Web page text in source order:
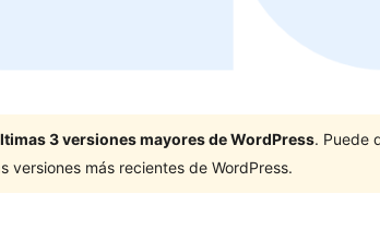
3 versiones mayores de WordPress. Puede
más recientes de WordPress.